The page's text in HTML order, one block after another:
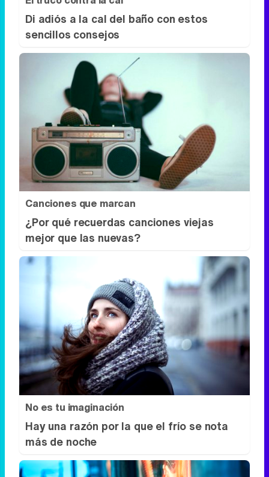
El truco contra la cal
Di adiós a la cal del baño con estos
sencillos consejos
Canciones que marcan
¿Por qué recuerdas canciones viejas
mejor que las nuevas?